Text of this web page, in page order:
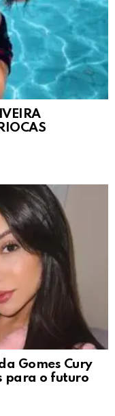
Gomes Cury
para o futuro